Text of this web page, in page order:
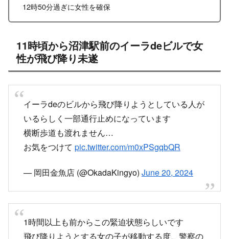
12時50分過ぎに女性を確保
11時頃から沼津駅前のイーラdeビルで女
性が飛び降り未遂
イーラdeのビルから飛び降りようとしている人が
いるらしく一部通行止めになっています
横断歩道も渡れません…
お気をつけて pic.twitter.com/m0xPSgqbQR
— 岡田金魚店 (@OkadaKingyo) June 20, 2024
1時間以上も前からこの緊迫状態らしいです
飛び降りようとする女の子が移動する度、警察の